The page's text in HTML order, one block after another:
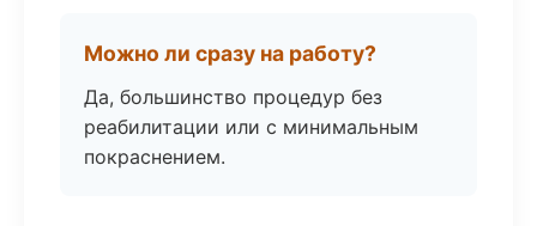
Можно ли сразу на работу?
Да, большинство процедур без
реабилитации или с минимальным
покраснением.